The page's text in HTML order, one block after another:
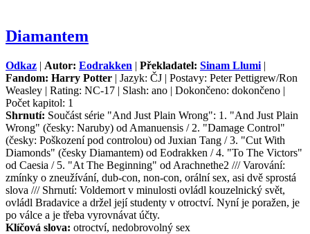
Diamantem
Odkaz | Autor: Eodrakken | Překladatel: Sinam Llumi |
Fandom: Harry Potter | Jazyk: ČJ | Postavy: Peter Pettigrew/Ron
Weasley | Rating: NC-17 | Slash: ano | Dokončeno: dokončeno |
Počet kapitol: 1
Shrnutí: Součást série "And Just Plain Wrong": 1. "And Just Plain
Wrong" (česky: Naruby) od Amanuensis / 2. "Damage Control"
(česky: Poškození pod controlou) od Juxian Tang / 3. "Cut With
Diamonds" (česky Diamantem) od Eodrakken / 4. "To The Victors"
od Caesia / 5. "At The Beginning" od Arachnethe2 /// Varování:
zmínky o zneužívání, dub-con, non-con, orální sex, asi dvě sprostá
slova /// Shrnutí: Voldemort v minulosti ovládl kouzelnický svět,
ovládl Bradavice a držel její studenty v otroctví. Nyní je poražen, je
po válce a je třeba vyrovnávat účty.
Klíčová slova: otroctví, nedobrovolný sex